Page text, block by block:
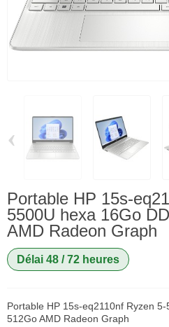
‹
Portable HP 15s-
5500U hexa 16Go
AMD Radeon Graph
Délai 48 / 72 heures
Portable HP 15s-eq2110nf Ryzen
512Go AMD Radeon Graph